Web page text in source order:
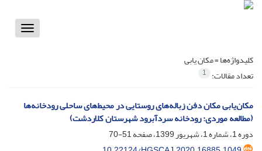
Toggle
کلیدواژه‌ها =مکان یابی
تعداد مقالات: 1
مکان‌یابی مکان دفن زباله‌های روستایی در محیط‌های ساحلی رودخانه‌ها
(مطالعه موردی: رودخانه سردآبرود شهرستان کلاردشت)
دوره 1، شماره 1، شهریور 1399، صفحه
51-70